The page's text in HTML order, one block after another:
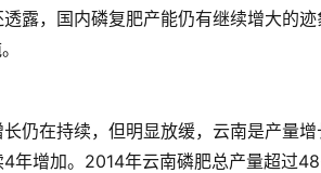
，国内磷复肥产能仍有继续增大的迹
在持续，但明显放缓，云南是产量增
年增加。2014年云南磷肥总产量超过